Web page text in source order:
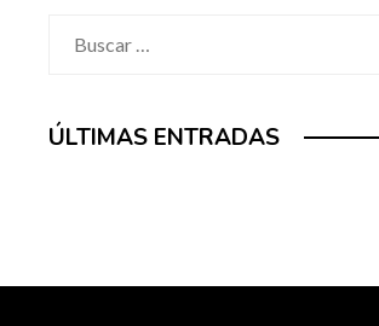
ÚLTIMAS ENTRADAS